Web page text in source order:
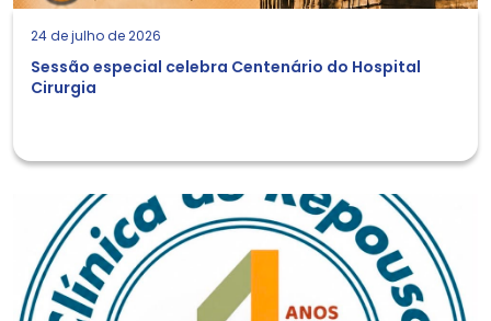
24 de julho de 2026
Sessão especial celebra Centenário do Hospital
Cirurgia